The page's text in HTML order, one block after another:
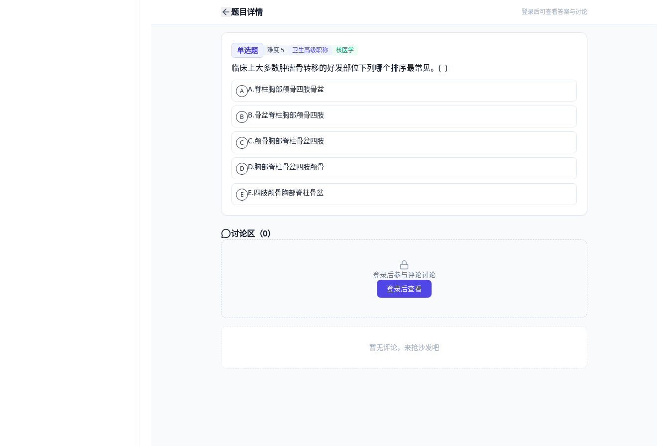
题目详情 登录后可查看答案与讨论
单选题 难度5 卫生高级职称 核医学
临床上大多数肿瘤骨转移的好发部位下列哪个排序最常见。(  )
A A.脊柱胸部颅骨四肢骨盆
B B.骨盆脊柱胸部颅骨四肢
C C.颅骨胸部脊柱骨盆四肢
D D.胸部脊柱骨盆四肢颅骨
E E.四肢颅骨胸部脊柱骨盆
讨论区（0）
登录后参与评论讨论
登录后查看
暂无评论，来抢沙发吧